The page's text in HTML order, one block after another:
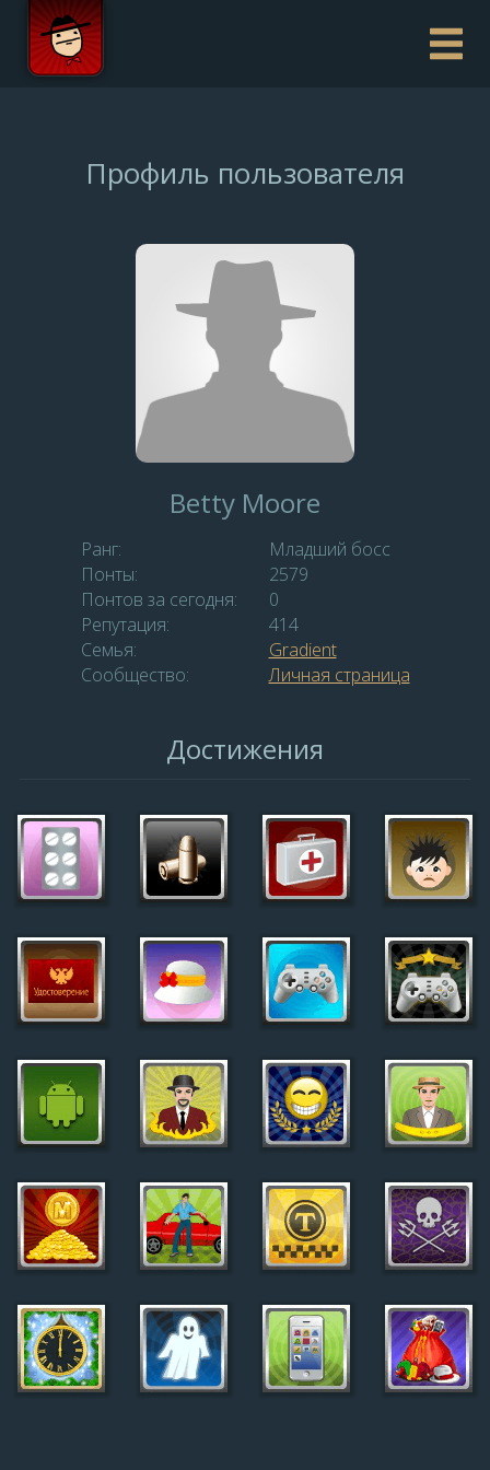
Профиль пользователя
Betty Moore
Ранг:
Младший босс
Понты:
2579
Понтов за сегодня:
0
Репутация:
414
Семья:
Gradient
Сообщество:
Личная страница
Достижения